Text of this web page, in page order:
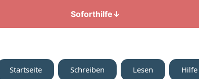
Soforthilfe↓
Startseite Schreiben Lesen